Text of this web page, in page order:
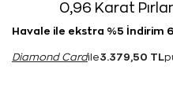
0,96 Karat
Havale ile ekstra %5 İndirim
Diamond Cardile3.379,50 TL